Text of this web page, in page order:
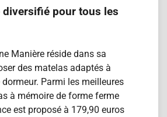
diversifié pour tous les
Manière réside dans sa
des matelas adaptés à
Parmi les meilleures
à mémoire de forme ferme
est proposé à 179,90 euros